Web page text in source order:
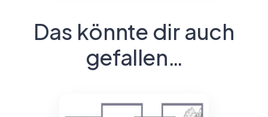
Das könnte dir auch
gefallen…